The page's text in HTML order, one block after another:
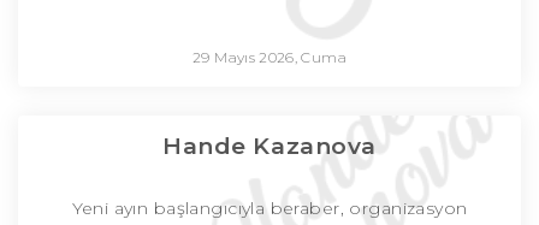
29 Mayıs 2026, Cuma
Hande Kazanova
Yeni ayın başlangıcıyla beraber, organizasyon